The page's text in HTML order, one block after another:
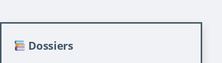
Dossiers